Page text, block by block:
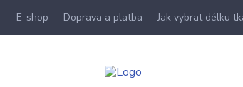
E-shop Doprava a platba Jak vybrat délku